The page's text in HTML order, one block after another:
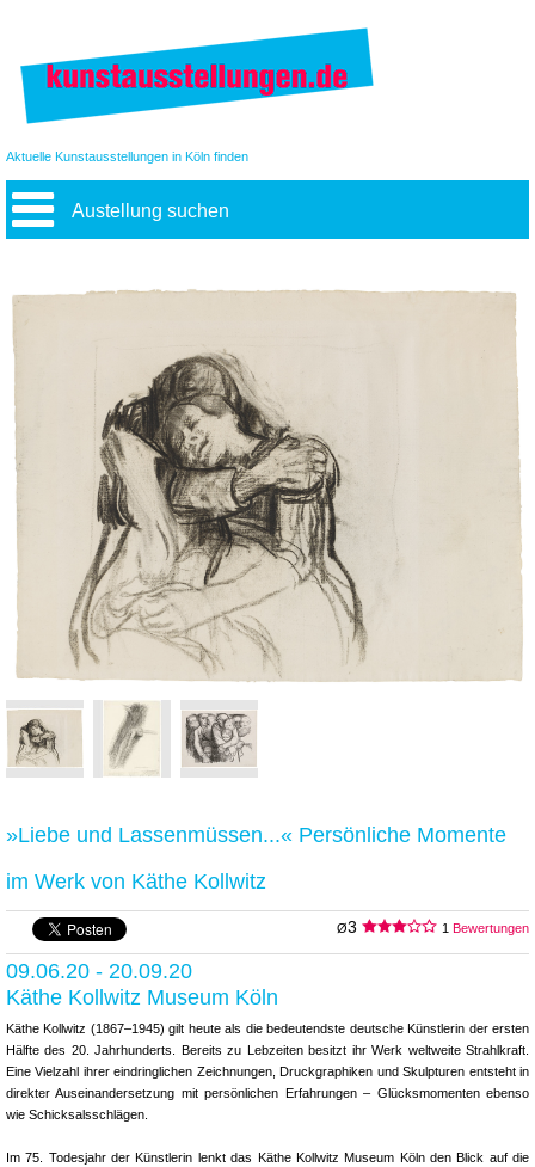
Aktuelle Kunstausstellungen in Köln finden
Austellung suchen
»Liebe und Lassenmüssen...« Persönliche Momente
im Werk von Käthe Kollwitz
Ø3 1 Bewertungen
09.06.20 - 20.09.20
Käthe Kollwitz Museum Köln
Käthe Kollwitz (1867–1945) gilt heute als die bedeutendste deutsche Künstlerin der ersten
Hälfte des 20. Jahrhunderts. Bereits zu Lebzeiten besitzt ihr Werk weltweite Strahlkraft.
Eine Vielzahl ihrer eindringlichen Zeichnungen, Druckgraphiken und Skulpturen entsteht in
direkter Auseinandersetzung mit persönlichen Erfahrungen – Glücksmomenten ebenso
wie Schicksalsschlägen.
Im 75. Todesjahr der Künstlerin lenkt das Käthe Kollwitz Museum Köln den Blick auf die